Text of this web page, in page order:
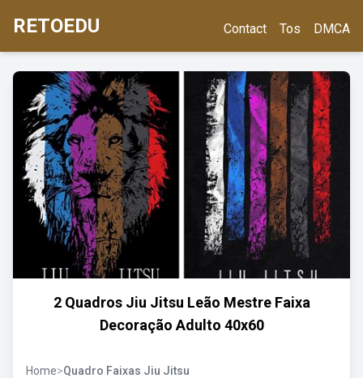
RETOEDU Contact Tos DMCA
2 Quadros Jiu Jitsu Leão Mestre Faixa
Decoração Adulto 40x60
Home>Quadro Faixas Jiu Jitsu